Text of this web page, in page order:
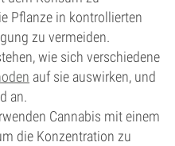
Pflanze in kontrollierten
zu vermeiden.
wie sich verschiedene
auf sie auswirken, und
an.
Cannabis mit einem
die Konzentration zu